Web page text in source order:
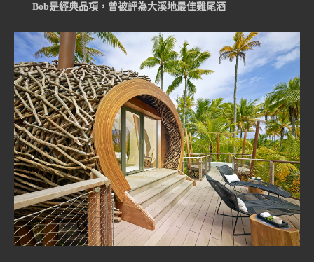
Bob是經典品項，曾被評為大溪地最佳雞尾酒